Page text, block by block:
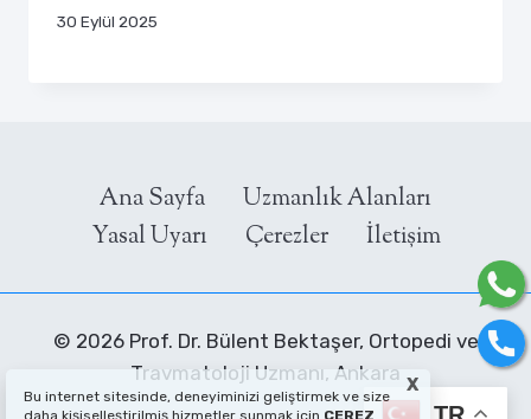
30 Eylül 2025
Ana Sayfa
Uzmanlık Alanları
Yasal Uyarı
Çerezler İletişim
© 2026 Prof. Dr. Bülent Bektaşer, Ortopedi ve
Travmatoloji Uzmanı, Ankara
Bu internet sitesinde, deneyiminizi geliştirmek ve size
daha kişiselleştirilmiş hizmetler sunmak için ÇEREZ
X